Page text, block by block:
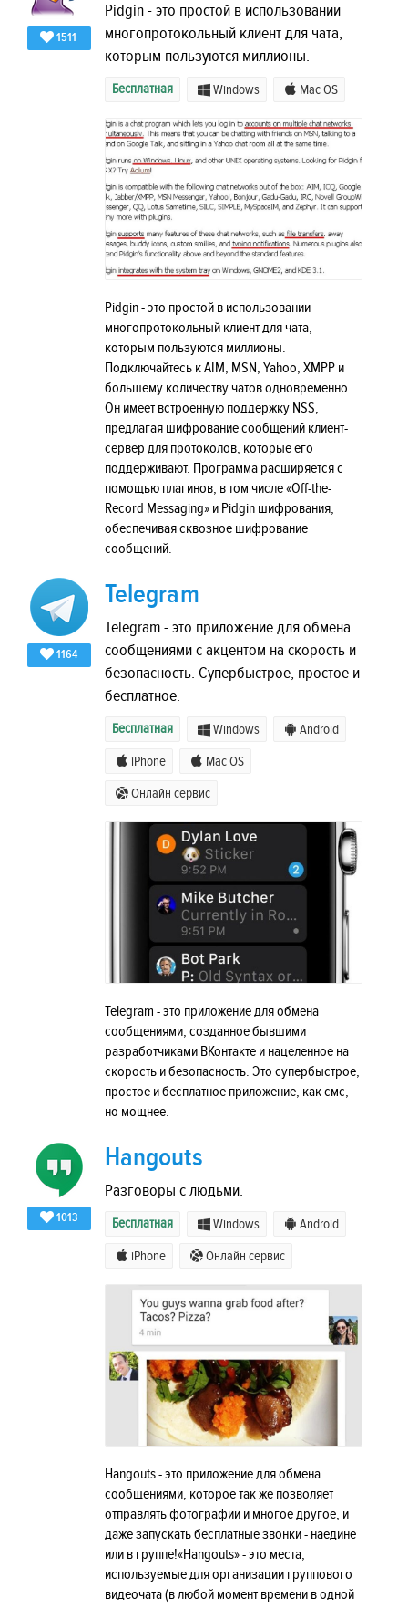
1511
Pidgin - это простой в использовании
многопротокольный клиент для чата,
которым пользуются миллионы.
Бесплатная Windows Mac OS
Pidgin - это простой в использовании
многопротокольный клиент для чата,
которым пользуются миллионы.
Подключайтесь к AIM, MSN, Yahoo, XMPP и
большему количеству чатов одновременно.
Он имеет встроенную поддержку NSS,
предлагая шифрование сообщений клиент-
сервер для протоколов, которые его
поддерживают. Программа расширяется с
помощью плагинов, в том числе «Off-the-
Record Messaging» и Pidgin шифрования,
обеспечивая сквозное шифрование
сообщений.
1164
Telegram
Telegram - это приложение для обмена
сообщениями с акцентом на скорость и
безопасность. Супербыстрое, простое и
бесплатное.
Бесплатная Windows Android
iPhone Mac OS
Онлайн сервис
Telegram - это приложение для обмена
сообщениями, созданное бывшими
разработчиками ВКонтакте и нацеленное на
скорость и безопасность. Это супербыстрое,
простое и бесплатное приложение, как смс,
но мощнее.
1013
Hangouts
Разговоры с людьми.
Бесплатная Windows Android
iPhone Онлайн сервис
Hangouts - это приложение для обмена
сообщениями, которое так же позволяет
отправлять фотографии и многое другое, и
даже запускать бесплатные звонки - наедине
или в группе!«Hangouts» - это места,
используемые для организации группового
видеочата (в любой момент времени в одной